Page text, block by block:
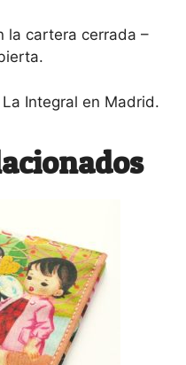
la cartera cerrada –
Integral en Madrid.